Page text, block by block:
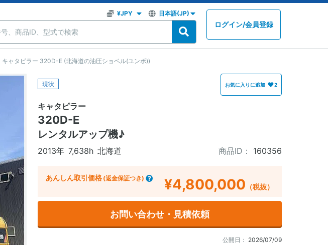
ログイン/会員登録
キャタピラー 320D-E (北海道の油圧ショベル(ユンボ))
現状 お気に入りに追加 2
キャタピラー
320D-E
レンタルアップ機♪
2013年 7,638h 北海道 商品ID： 160356
あんしん取引価格 (返金保証つき) ¥4,800,000 （税抜）
お問い合わせ・見積依頼
公開日： 2026/07/09